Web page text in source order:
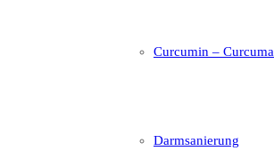
Curcumin – Curcuma
Darmsanierung